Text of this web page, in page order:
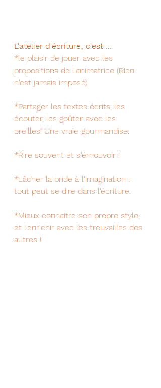
L'atelier d'écriture, c'est ...
*le plaisir de jouer avec les
propositions de l'animatrice (Rien
n'est jamais imposé).
*Partager les textes écrits, les
écouter, les goûter avec les
oreilles! Une vraie gourmandise.
*Rire souvent et s'émouvoir !
*Lâcher la bride à l'imagination :
tout peut se dire dans l'écriture.
*Mieux connaitre son propre style,
et l'enrichir avec les trouvailles des
autres !